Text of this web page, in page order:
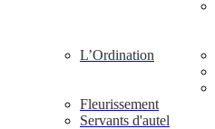
L’Ordination
Fleurissement
Servants d'autel